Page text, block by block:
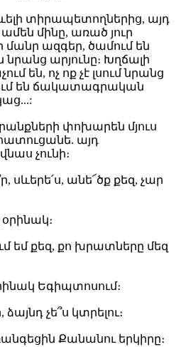
տիրապետողներից, այդ
մինը, առած յուր
մանր ազգեր, ծամում են
նրանց արյունը։ Խղճալի
են, ոչ ոք չէ լսում նրանց
են ճակատագրական
փոխարեն մյուս
այդ
չունի։
սևերե՛ս, անե՜ծք քեզ, չար
եմ քեզ, քո խրատները մեզ
Եգիպտոսում։
չե՞ս կտրելու։
Քանանու երկիրը։